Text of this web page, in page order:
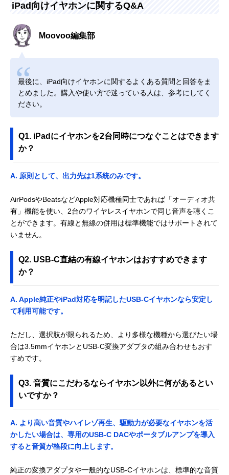
iPad向けイヤホンに関するQ&A
Moovoo編集部
最後に、iPad向けイヤホンに関するよくある質問と回答をま
とめました。購入や使い方で迷っている人は、参考にしてく
ださい。
Q1. iPadにイヤホンを2台同時につなぐことはできます
か？
A. 原則として、出力先は1系統のみです。
AirPodsやBeatsなどApple対応機種同士であれば「オーディオ共
有」機能を使い、2台のワイヤレスイヤホンで同じ音声を聴くこ
とができます。有線と無線の併用は標準機能ではサポートされて
いません。
Q2. USB-C直結の有線イヤホンはおすすめできます
か？
A. Apple純正やiPad対応を明記したUSB-Cイヤホンなら安定し
て利用可能です。
ただし、選択肢が限られるため、より多様な機種から選びたい場
合は3.5mmイヤホンとUSB-C変換アダプタの組み合わせもおす
すめです。
Q3. 音質にこだわるならイヤホン以外に何があるとい
いですか？
A. より高い音質やハイレゾ再生、駆動力が必要なイヤホンを活
かしたい場合は、専用のUSB-C DACやポータブルアンプを導入
すると音質が格段に向上します。
純正の変換アダプタや一般的なUSB-Cイヤホンは、標準的な音質